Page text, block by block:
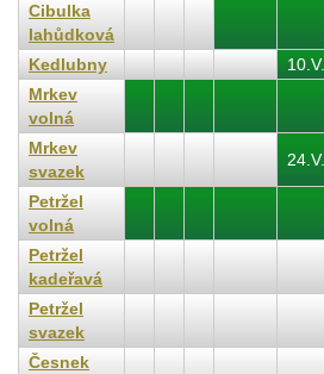
Cibulka
lahůdková
Kedlubny
10.V.
Mrkev
volná
Mrkev
svazek
24.V.
Petržel
volná
Petržel
kadeřavá
Petržel
svazek
Česnek